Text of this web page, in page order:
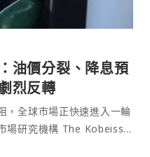
油價分裂、降息預
烈反轉
，全球市場正快速進入一輪
場研究機構 The Kobeissi